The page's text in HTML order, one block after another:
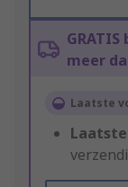
meer
Laatste
Laatste